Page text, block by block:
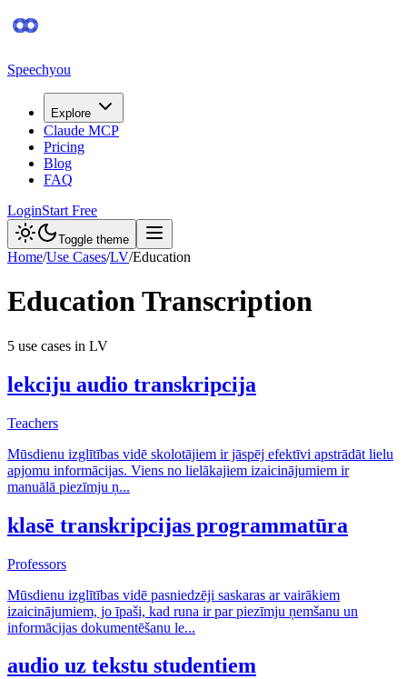
Speechyou
Explore
Claude MCP
Pricing
Blog
FAQ
LoginStart Free
Toggle theme
Home/Use Cases/LV/Education
EducationTranscription
5 use cases in LV
lekciju audio transkripcija
Teachers
Mūsdienu izglītības vidē skolotājiem ir jāspēj efektīvi apstrādāt lielu
apjomu informācijas. Viens no lielākajiem izaicinājumiem ir
manuālā piezīmju ņ...
klasē transkripcijas programmatūra
Professors
Mūsdienu izglītības vidē pasniedzēji saskaras ar vairākiem
izaicinājumiem, jo īpaši, kad runa ir par piezīmju ņemšanu un
informācijas dokumentēšanu le...
audio uz tekstu studentiem